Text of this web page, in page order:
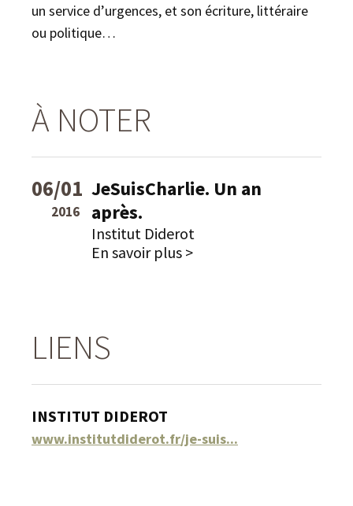
un service d’urgences, et son écriture, littéraire
ou politique…
À NOTER
06/01
2016
JeSuisCharlie. Un an
après.
Institut Diderot
En savoir plus >
LIENS
INSTITUT DIDEROT
www.institutdiderot.fr/je-suis...